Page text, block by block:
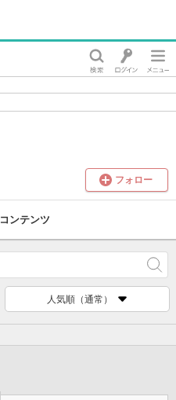
フォロー
コンテンツ
人気順（通常）